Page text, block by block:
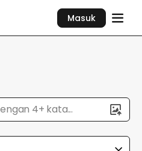
Masuk
4+ kata...